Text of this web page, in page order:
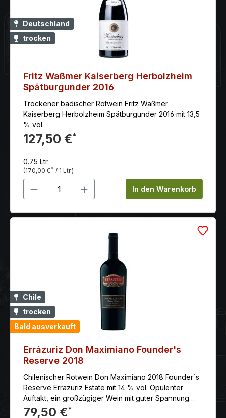
Deutschland
trocken
Fritz Waßmer Kaiserberg Herbolzheim
Spätburgunder 2016
Trockener badischer Rotwein Fritz Waßmer
Kaiserberg Herbolzheim Spätburgunder 2016 mit 13,5
% vol.
127,50 €*
0.75 Ltr.
(170,00 €* / 1 Ltr.)
Produkt Anzahl: Gib denIn den Warenkorb
Chile
trocken
Bald ausverkauft
Errázuriz Don Maximiano Founder's
Reserve 2018
Chilenischer Rotwein Don Maximiano 2018 Founder`s
Reserve Errazuriz Estate mit 14 % vol. Opulenter
Auftakt, ein großzügiger Wein mit guter Spannung
und Saftigkeit, der Frische liefert, umrahmt von
79,50 €*